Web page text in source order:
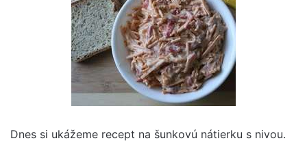
Dnes si ukážeme recept na šunkovú nátierku s nivou.